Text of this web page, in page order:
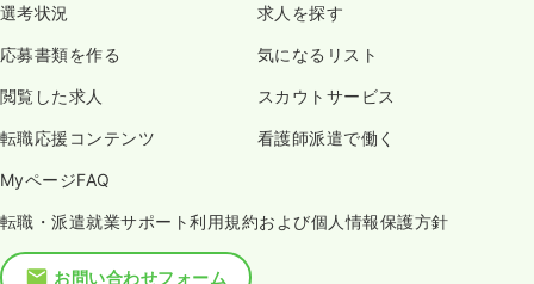
選考状況 求人を探す
応募書類を作る 気になるリスト
閲覧した求人 スカウトサービス
転職応援コンテンツ 看護師派遣で働く
MyページFAQ
転職・派遣就業サポート利用規約および個人情報保護方針
お問い合わせフォーム